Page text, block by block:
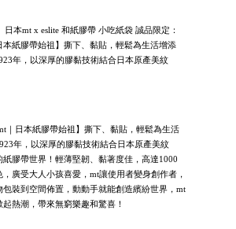
日本mt x eslite 和紙膠帶 小吃紙袋 誠品限定：
本紙膠帶始祖】撕下、黏貼，輕鬆為生活增添
年，以深厚的膠黏技術結合日本原產美紋
｜日本紙膠帶始祖】撕下、黏貼，輕鬆為生活
年，以深厚的膠黏技術結合日本原產美紋
膠帶世界！輕薄堅韌、黏著度佳，高達1000
廣受大人小孩喜愛，mt讓使用者變身創作者，
包裝到空間佈置，動動手就能創造繽紛世界，mt
熱潮，帶來無窮樂趣和驚喜！